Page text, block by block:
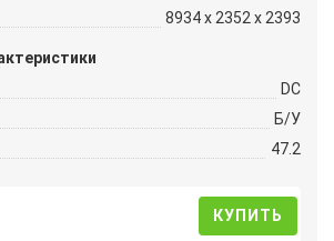
8934 x 2352 x 2393
DC
Б/У
47.2
КУПИТЬ